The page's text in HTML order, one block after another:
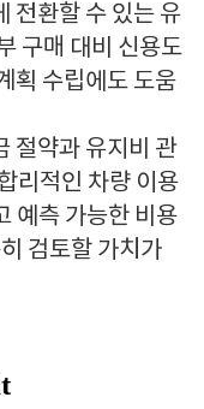
전환할 수 있는 유
구매 대비 신용도
획 수립에도 도움
절약과 유지비 관
리적인 차량 이용
예측 가능한 비용
검토할 가치가